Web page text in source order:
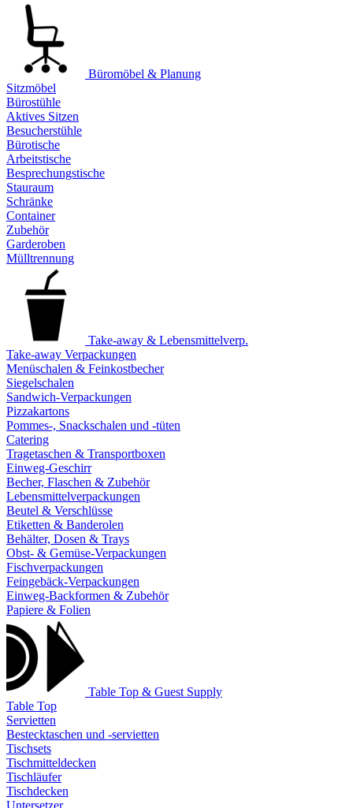
Büromöbel & Planung
Sitzmöbel
Bürostühle
Aktives Sitzen
Besucherstühle
Bürotische
Arbeitstische
Besprechungstische
Stauraum
Schränke
Container
Zubehör
Garderoben
Mülltrennung
Take-away & Lebensmittelverp.
Take-away Verpackungen
Menüschalen & Feinkostbecher
Siegelschalen
Sandwich-Verpackungen
Pizzakartons
Pommes-, Snackschalen und -tüten
Catering
Tragetaschen & Transportboxen
Einweg-Geschirr
Becher, Flaschen & Zubehör
Lebensmittelverpackungen
Beutel & Verschlüsse
Etiketten & Banderolen
Behälter, Dosen & Trays
Obst- & Gemüse-Verpackungen
Fischverpackungen
Feingebäck-Verpackungen
Einweg-Backformen & Zubehör
Papiere & Folien
Table Top & Guest Supply
Table Top
Servietten
Bestecktaschen und -servietten
Tischsets
Tischmitteldecken
Tischläufer
Tischdecken